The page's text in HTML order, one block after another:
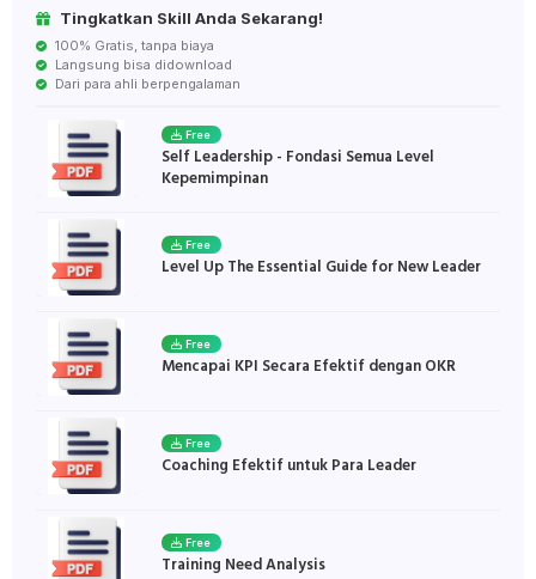
Tingkatkan Skill Anda Sekarang!
100% Gratis, tanpa biaya
Langsung bisa didownload
Dari para ahli berpengalaman
Free
Self Leadership - Fondasi Semua Level
Kepemimpinan
Free
Level Up The Essential Guide for New Leader
Free
Mencapai KPI Secara Efektif dengan OKR
Free
Coaching Efektif untuk Para Leader
Free
Training Need Analysis